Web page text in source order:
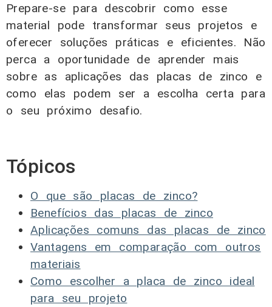
Prepare-se para descobrir como esse
material pode transformar seus projetos e
oferecer soluções práticas e eficientes. Não
perca a oportunidade de aprender mais
sobre as aplicações das placas de zinco e
como elas podem ser a escolha certa para
o seu próximo desafio.
Tópicos
O que são placas de zinco?
Benefícios das placas de zinco
Aplicações comuns das placas de zinco
Vantagens em comparação com outros
materiais
Como escolher a placa de zinco ideal
para seu projeto